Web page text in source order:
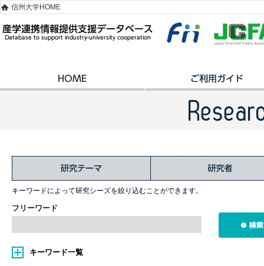
信州大学HOME
キーワードによって研究シーズを絞り込むことができます。
フリーワード
キーワード一覧